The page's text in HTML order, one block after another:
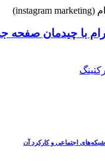
با چیدمان صفحه
شبکه‌های اجتماعی و کارکرد آن